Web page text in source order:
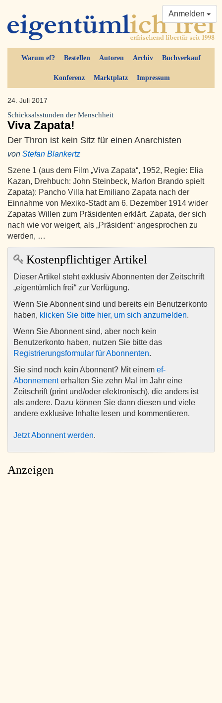
Warum ef? Bestellen Autoren Archiv Buchverkauf
Konferenz Marktplatz Impressum
Anmelden
24. Juli 2017
Schicksalsstunden der Menschheit
Viva Zapata!
Der Thron ist kein Sitz für einen Anarchisten
von Stefan Blankertz
Szene 1 (aus dem Film „Viva Zapata“, 1952, Regie: Elia
Kazan, Drehbuch: John Steinbeck, Marlon Brando spielt
Zapata): Pancho Villa hat Emiliano Zapata nach der
Einnahme von Mexiko-Stadt am 6. Dezember 1914 wider
Zapatas Willen zum Präsidenten erklärt. Zapata, der sich
nach wie vor weigert, als „Präsident“ angesprochen zu
werden, …
Kostenpflichtiger Artikel
Dieser Artikel steht exklusiv Abonnenten der Zeitschrift
„eigentümlich frei“ zur Verfügung.
Wenn Sie Abonnent sind und bereits ein Benutzerkonto
haben, klicken Sie bitte hier, um sich anzumelden.
Wenn Sie Abonnent sind, aber noch kein
Benutzerkonto haben, nutzen Sie bitte das
Registrierungsformular für Abonnenten.
Sie sind noch kein Abonnent? Mit einem ef-
Abonnementerhalten Sie zehn Mal im Jahr eine
Zeitschrift (print und/oder elektronisch), die anders ist
als andere. Dazu können Sie dann diesen und viele
andere exklusive Inhalte lesen und kommentieren.
Jetzt Abonnent werden.
Anzeigen